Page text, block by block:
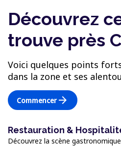
Découvrez
trouve près
Voici quelques points
dans la zone et ses
Commencerarrow_forward
Restauration &
Découvrez la scène